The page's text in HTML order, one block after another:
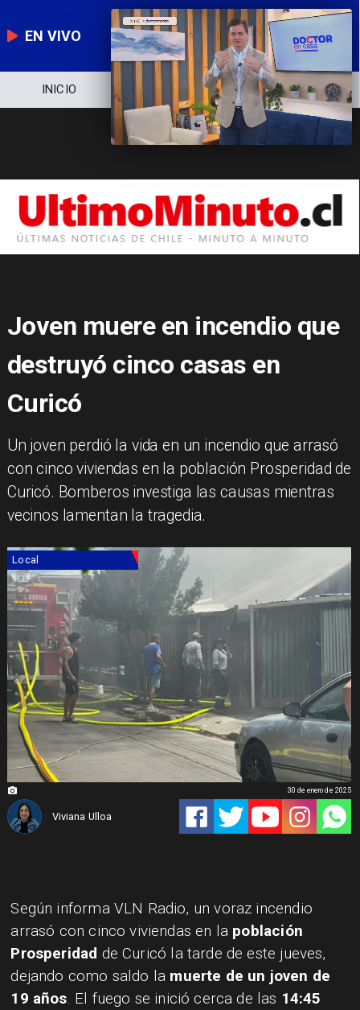
EN VIVO
NOTICIERO POLÍTICA ECONOMÍA
Joven muere en incendio que
destruyó cinco casas en
Curicó
Un joven perdió la vida en un incendio que arrasó
con cinco viviendas en la población Prosperidad de
Curicó. Bomberos investiga las causas mientras
vecinos lamentan la tragedia.
Local
Viviana Ulloa
30 de enero de 2025
Según informa VLN Radio, un voraz incendio
arrasó con cinco viviendas en la población
Prosperidad de Curicó la tarde de este jueves,
dejando como saldo la muerte de un joven de
19 años. El fuego se inició cerca de las 14:45